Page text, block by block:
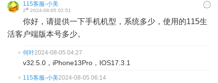
115客服-小美
2# 2024-08-05 02:51
你好，请提供一下手机机型，系统多少，使用的115生
活客户端版本号多少。
何叶2024-08-05 04:27
v32.5.0，iPhone13Pro，IOS17.3.1
115客服-小美2024-08-05 06:14